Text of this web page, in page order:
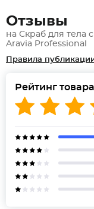
Отзывы
на Скраб для тела
Aravia Professional
Правила
Рейтинг товара